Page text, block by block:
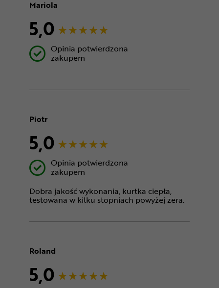
Mariola
5,0
Opinia potwierdzona
zakupem
Piotr
5,0
Opinia potwierdzona
zakupem
Dobra jakość wykonania, kurtka ciepła,
testowana w kilku stopniach powyżej zera.
Roland
5,0